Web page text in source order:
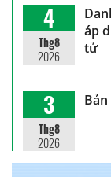
4
Thg8
2026
áp
tử
3
Thg8
2026